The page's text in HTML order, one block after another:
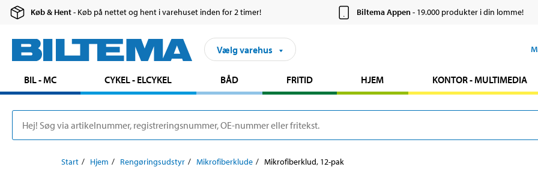
Køb & Hent- Køb på nettet og hent i varehuset inden for 2 timer! Biltema Appen- 19.000 produkter i din lomme!
Vælg varehus
BIL - MC CYKEL - ELCYKEL BÅD FRITID HJEM KONTOR - MULTIMEDIA
Start Hjem Rengøringsudstyr Mikrofiberklude Mikrofiberklud, 12-pak